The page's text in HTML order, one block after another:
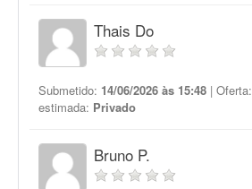
Thais Do
Submetido: 14/06/2026 às 15:48 | Oferta:
estimada: Privado
Bruno P.